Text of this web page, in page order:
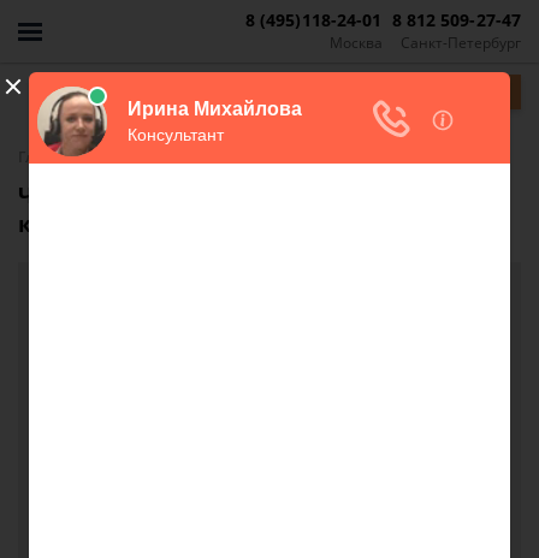
Москва
8 (495)118-24-01
Санкт-Петербург
8 812 509-27-47
Главная-FAQ
Что нужно для оформления дарения
квартиры в Крыму?